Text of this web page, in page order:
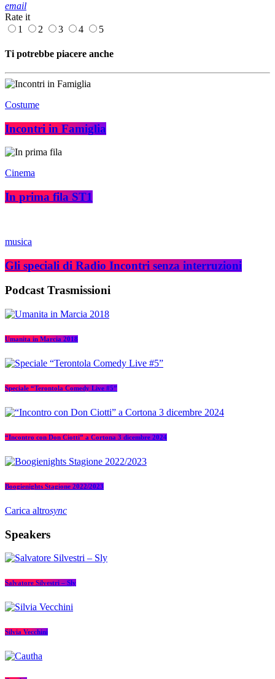
email
Rate it
1
2 3 4 5
Ti potrebbe piacere anche
Costume
Incontri in Famiglia
Cinema
In prima fila ST1
musica
Gli speciali di Radio Incontri senza interruzioni
Podcast Trasmissioni
Umanita in Marcia 2018
Speciale “Terontola Comedy Live #5”
“Incontro con Don Ciotti” a Cortona 3 dicembre 2024
Boogienights Stagione 2022/2023
Carica altrosync
Speakers
Salvatore Silvestri – Sly
Silvia Vecchini